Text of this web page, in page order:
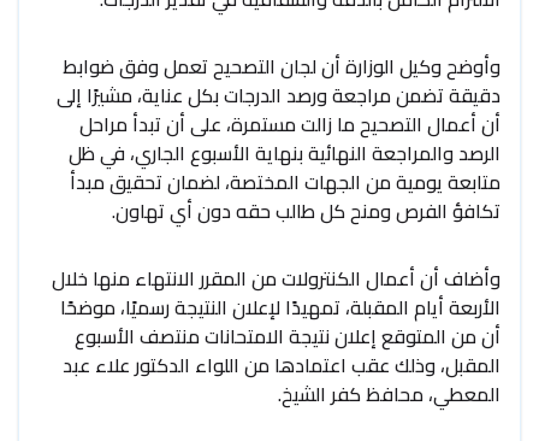
وأوضح وكيل الوزارة أن لجان التصحيح تعمل وفق ضوابط
دقيقة تضمن مراجعة ورصد الدرجات بكل عناية، مشيرًا إلى
أن أعمال التصحيح ما زالت مستمرة، على أن تبدأ مراحل
الرصد والمراجعة النهائية بنهاية الأسبوع الجاري، في ظل
متابعة يومية من الجهات المختصة، لضمان تحقيق مبدأ
تكافؤ الفرص ومنح كل طالب حقه دون أي تهاون.
وأضاف أن أعمال الكنترولات من المقرر الانتهاء منها خلال
الأربعة أيام المقبلة، تمهيدًا لإعلان النتيجة رسميًا، موضحًا
أن من المتوقع إعلان نتيجة الامتحانات منتصف الأسبوع
المقبل، وذلك عقب اعتمادها من اللواء الدكتور علاء عبد
المعطي، محافظ كفر الشيخ.